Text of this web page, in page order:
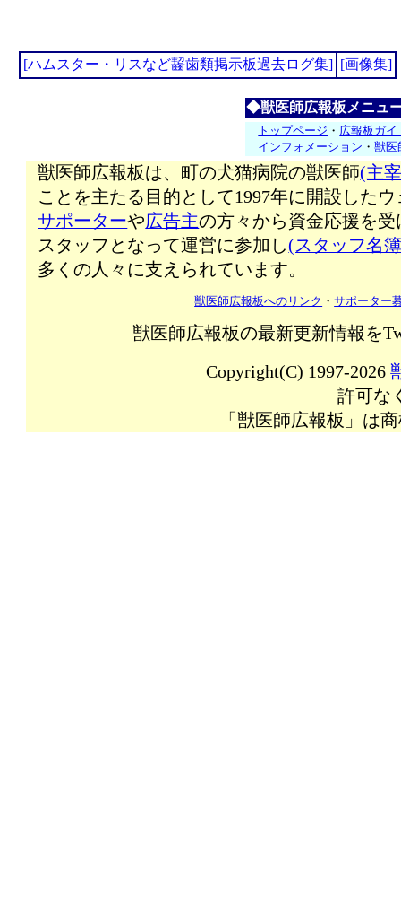
[ハムスター・リスなど齧歯類掲示板過去ログ集] [画像集]
◆獣医師広報板メニュ
トップページ ・ 広報板ガイ
インフォメーション ・獣医
獣医師広報板は、町の犬猫病院の獣医師(主
ことを主たる目的として1997年に開設した
サポーターや広告主の方々から資金応援を受
スタッフとなって運営に参加し(スタッフ名
多くの人々に支えられています。
獣医師広報板へのリンク ・サポーター
獣医師広報板の最新更新情報を
Copyright(C) 1997-2026
許可な
「獣医師広報板」は